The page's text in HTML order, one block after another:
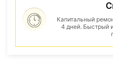
Капитальный
4 дней. Быстрый